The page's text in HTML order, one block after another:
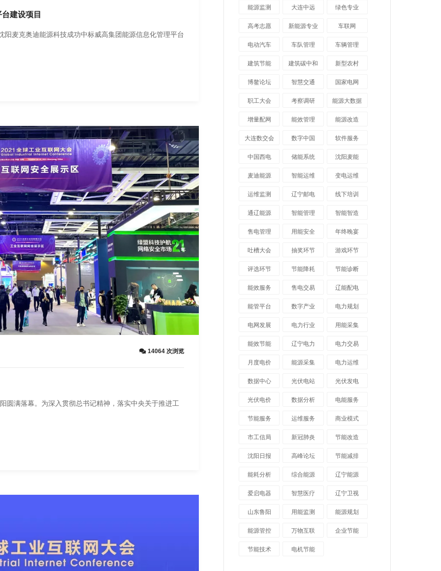
建设项目
麦克奥迪能源科技成功中标威高集团能源信息化管理平台
14064 次浏览
圆满落幕。为深入贯彻总书记精神，落实中央关于推进工
能源监测 大连中远 绿色专业
高考志愿 新能源专业 车联网
电动汽车 车队管理 车辆管理
建筑节能 建筑碳中和 新型农村
博鳌论坛 智慧交通 国家电网
职工大会 考察调研 能源大数据
增量配网 能效管理 能源改造
大连数交会 数字中国 软件服务
中国西电 储能系统 沈阳麦能
麦迪能源 智能运维 变电运维
运维监测 辽宁邮电 线下培训
通辽能源 智能管理 智能智造
售电管理 用能安全 年终晚宴
吐槽大会 抽奖环节 游戏环节
评选环节 节能降耗 节能诊断
能效服务 售电交易 辽能配电
能管平台 数字产业 电力规划
电网发展 电力行业 用能采集
能效节能 辽宁电力 电力交易
月度电价 能源采集 电力运维
数据中心 光伏电站 光伏发电
光伏电价 数据分析 电能服务
节能服务 运维服务 商业模式
市工信局 新冠肺炎 节能改造
沈阳日报 高峰论坛 节能减排
能耗分析 综合能源 辽宁能源
爱启电器 智慧医疗 辽宁卫视
山东鲁阳 用能监测 能源规划
能源管控 万物互联 企业节能
节能技术 电机节能